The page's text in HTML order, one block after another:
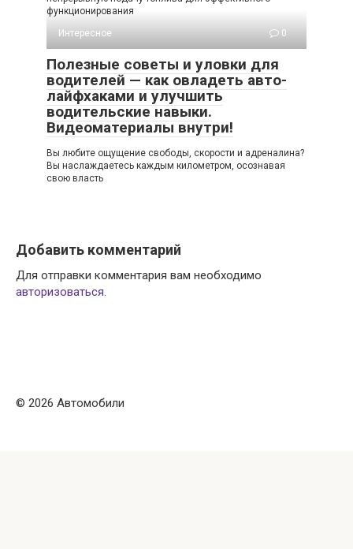
функционирования
Интересное
0
Полезные советы и уловки для
водителей — как овладеть авто-
лайфхаками и улучшить
водительские навыки.
Видеоматериалы внутри!
Вы любите ощущение свободы, скорости и адреналина?
Вы наслаждаетесь каждым километром, осознавая
свою власть
Добавить комментарий
Для отправки комментария вам необходимо
авторизоваться.
© 2026 Автомобили